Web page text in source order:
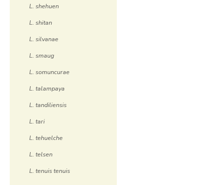
L. shehuen
L. shitan
L. silvanae
L. smaug
L. somuncurae
L. talampaya
L. tandiliensis
L. tari
L. tehuelche
L. telsen
L. tenuis tenuis